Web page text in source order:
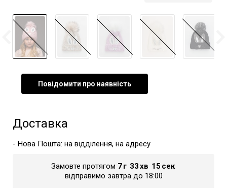
Повідомити про наявність
Доставка
- Нова Пошта: на відділення, на адресу
Замовте протягом 7г 33хв 15 сек
відправимо завтра до 18:00